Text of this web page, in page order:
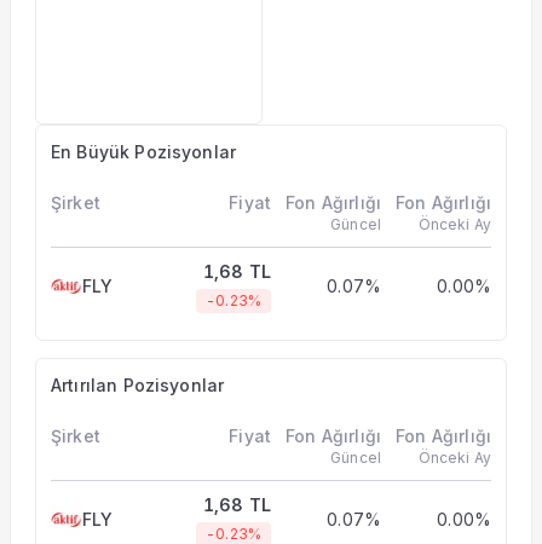
En Büyük Pozisyonlar
Şirket Fiyat Fon Ağırlığı
Güncel
Fon Ağırlığı
Önceki Ay
FLY
1,68 TL
-0.23%
0.07% 0.00%
Artırılan Pozisyonlar
Şirket Fiyat Fon Ağırlığı
Güncel
Fon Ağırlığı
Önceki Ay
FLY
1,68 TL
-0.23%
0.07% 0.00%